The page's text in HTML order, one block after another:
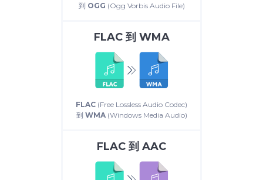
到 OGG (Ogg Vorbis Audio File)
FLAC到 WMA
FLAC (Free Lossless Audio Codec)
到 WMA(Windows Media Audio)
FLAC 到 AAC